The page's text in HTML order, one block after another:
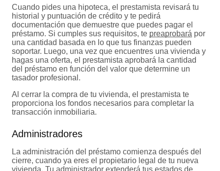
Cuando pides una hipoteca, el prestamista revisará tu
historial y puntuación de crédito y te pedirá
documentación que demuestre que puedes pagar el
préstamo. Si cumples sus requisitos, te preaprobará por
una cantidad basada en lo que tus finanzas pueden
soportar. Luego, una vez que encuentres una vivienda y
hagas una oferta, el prestamista aprobará la cantidad
del préstamo en función del valor que determine un
tasador profesional.
Al cerrar la compra de tu vivienda, el prestamista te
proporciona los fondos necesarios para completar la
transacción inmobiliaria.
Administradores
La administración del préstamo comienza después del
cierre, cuando ya eres el propietario legal de tu nueva